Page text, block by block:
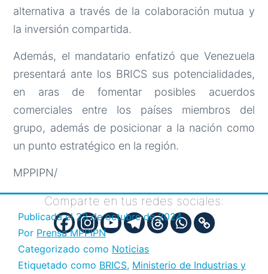
alternativa a través de la colaboración mutua y
la inversión compartida.
Además, el mandatario enfatizó que Venezuela
presentará ante los BRICS sus potencialidades,
en aras de fomentar posibles acuerdos
comerciales entre los países miembros del
grupo, además de posicionar a la nación como
un punto estratégico en la región.
MPPIPN/
Comparte en tus redes sociales:
Publicada el 23 de octubre de 2024
Por Prensa MPPIPN
Categorizado como Noticias
Etiquetado como BRICS, Ministerio de Industrias y